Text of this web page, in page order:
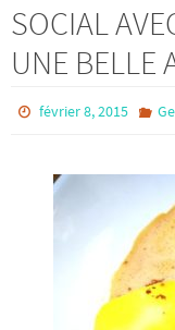
SOCIAL
UNE BELLE
février 8, 2015